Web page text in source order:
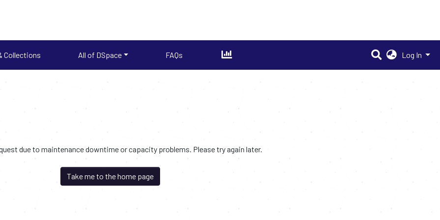
Collections All of DSpace FAQs Log In
due to maintenance downtime or capacity problems. Please try again later.
Take me to the home page